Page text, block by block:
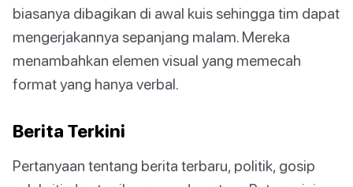
biasanya dibagikan di awal kuis sehingga tim dapat
mengerjakannya sepanjang malam. Mereka
menambahkan elemen visual yang memecah
format yang hanya verbal.
Berita Terkini
Pertanyaan tentang berita terbaru, politik, gosip